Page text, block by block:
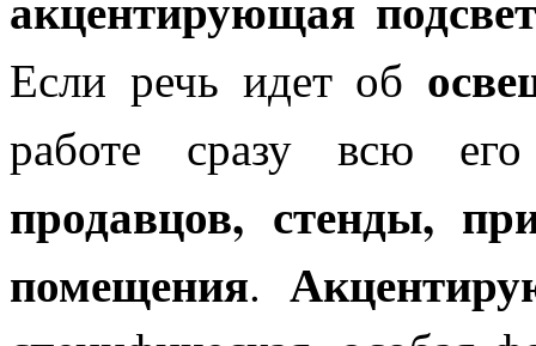
Если речь идет об
работе сразу всю
продавцов, стенды,
помещения.